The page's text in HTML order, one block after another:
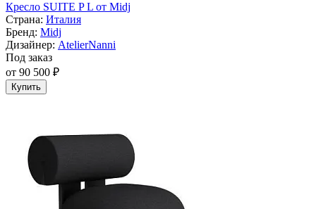
Кресло SUITE P L от Midj
Страна: Италия
Бренд: Midj
Дизайнер: AtelierNanni
Под заказ
от 90 500 ₽
Купить